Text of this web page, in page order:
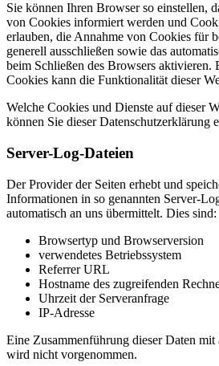
Sie können Ihren Browser so einstellen,
von Cookies informiert werden und
erlauben, die Annahme von Cookies für
generell ausschließen sowie das
beim Schließen des Browsers
Cookies kann die Funktionalität dieser
Welche Cookies und Dienste auf dieser
können Sie dieser Datenschutzerklärung
Server-Log-Dateien
Der Provider der Seiten erhebt und
Informationen in so genannten Server-
automatisch an uns übermittelt. Dies sind:
Browsertyp und Browserversion
verwendetes Betriebssystem
Referrer URL
Hostname des zugreifenden
Uhrzeit der Serveranfrage
IP-Adresse
Eine Zusammenführung dieser Daten mit
wird nicht vorgenommen.